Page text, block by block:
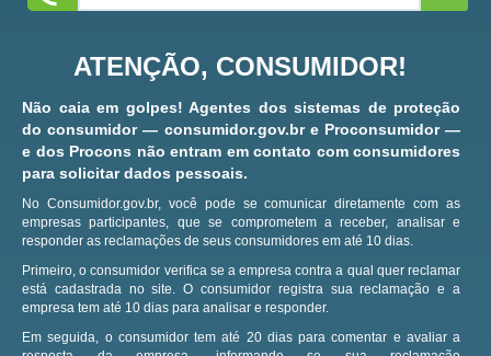
ATENÇÃO, CONSUMIDOR!
Não caia em golpes! Agentes dos sistemas de proteção
do consumidor — consumidor.gov.br e Proconsumidor —
e dos Procons não entram em contato com consumidores
para solicitar dados pessoais.
No Consumidor.gov.br, você pode se comunicar diretamente com as
empresas participantes, que se comprometem a receber, analisar e
responder as reclamações de seus consumidores em até 10 dias.
Primeiro, o consumidor verifica se a empresa contra a qual quer reclamar
está cadastrada no site.O consumidor registra sua reclamação e a
empresa tem até 10 dias para analisar e responder.
Em seguida, o consumidor tem até 20 dias para comentar e avaliar a